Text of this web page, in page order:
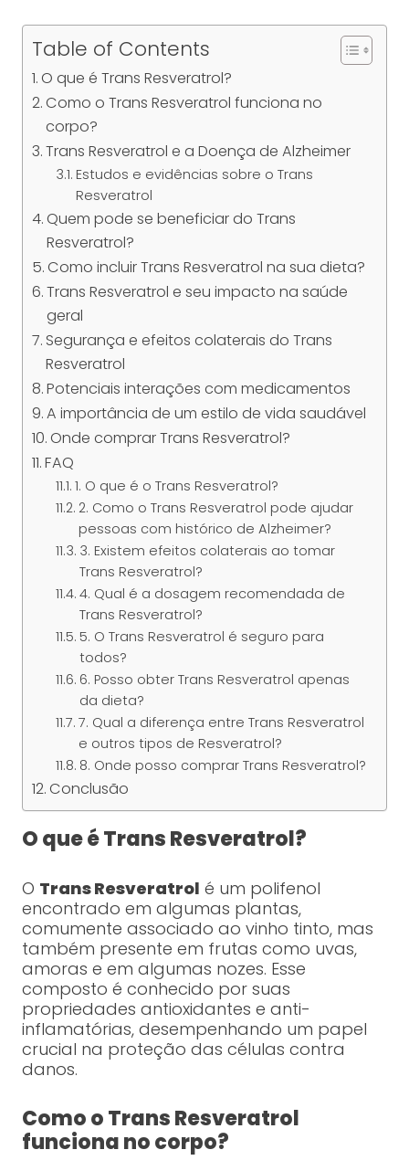
Table of Contents
O que é Trans Resveratrol?
Como o Trans Resveratrol funciona no
corpo?
Trans Resveratrol e a Doença de Alzheimer
Estudos e evidências sobre o Trans
Resveratrol
Quem pode se beneficiar do Trans
Resveratrol?
Como incluir Trans Resveratrol na sua dieta?
Trans Resveratrol e seu impacto na saúde
geral
Segurança e efeitos colaterais do Trans
Resveratrol
Potenciais interações com medicamentos
A importância de um estilo de vida saudável
Onde comprar Trans Resveratrol?
FAQ
1. O que é o Trans Resveratrol?
2. Como o Trans Resveratrol pode ajudar
pessoas com histórico de Alzheimer?
3. Existem efeitos colaterais ao tomar
Trans Resveratrol?
4. Qual é a dosagem recomendada de
Trans Resveratrol?
5. O Trans Resveratrol é seguro para
todos?
6. Posso obter Trans Resveratrol apenas
da dieta?
7. Qual a diferença entre Trans Resveratrol
e outros tipos de Resveratrol?
8. Onde posso comprar Trans Resveratrol?
Conclusão
O que é Trans Resveratrol?
O Trans Resveratrol é um polifenol
encontrado em algumas plantas,
comumente associado ao vinho tinto, mas
também presente em frutas como uvas,
amoras e em algumas nozes. Esse
composto é conhecido por suas
propriedades antioxidantes e anti-
inflamatórias, desempenhando um papel
crucial na proteção das células contra
danos.
Como o Trans Resveratrol
funciona no corpo?